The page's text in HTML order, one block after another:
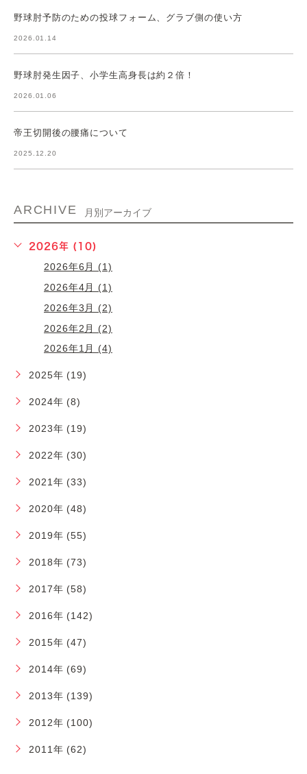
野球肘予防のための投球フォーム、グラブ側の使い方
2026.01.14
野球肘発生因子、小学生高身長は約２倍！
2026.01.06
帝王切開後の腰痛について
2025.12.20
ARCHIVE 月別アーカイブ
2026年 (10)
2026年6月 (1)
2026年4月 (1)
2026年3月 (2)
2026年2月 (2)
2026年1月 (4)
2025年 (19)
2024年 (8)
2023年 (19)
2022年 (30)
2021年 (33)
2020年 (48)
2019年 (55)
2018年 (73)
2017年 (58)
2016年 (142)
2015年 (47)
2014年 (69)
2013年 (139)
2012年 (100)
2011年 (62)